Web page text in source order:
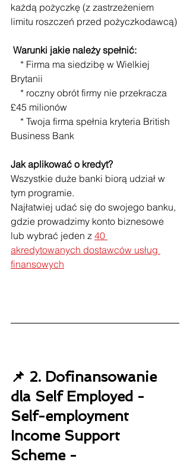
każdą pożyczkę (z zastrzeżeniem
limitu roszczeń przed pożyczkodawcą)
Warunki jakie należy spełnić:
Brytanii
£45 milionów
Business Bank
Jak aplikować o kredyt?
Wszystkie duże banki biorą udział w
tym programie.
Najłatwiej udać się do swojego banku,
gdzie prowadzimy konto biznesowe
lub wybrać jeden z 40
akredytowanych dostawców usług
finansowych
📌 2. Dofinansowanie
dla Self Employed -
Self-employment
Income Support
Scheme -